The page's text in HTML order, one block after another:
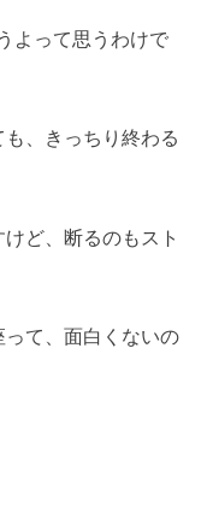
よって思うわけで
、きっちり終わる
ど、断るのもスト
て、面白くないの